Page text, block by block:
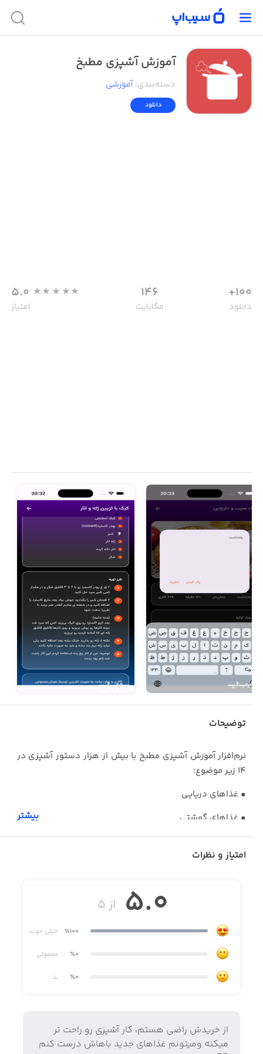
آموزش آشپزی مطبخ
دسته‌بندی:آموزشی
دانلود
100+
دانلود
146
مگابایت
5.0
امتیاز
توضیحات
نرم‌افزار آموزش آشپزی مطبخ با بیش از هزار دستور آشپزی در
۱۴ زیر موضوع:
• غذاهای دریایی
• غذاهای گوشتی
• خوراک ماکارونی
• سوپ و سالاد
• ساندویچ و پیتزا
• سس و ترشی
• نوشیدنی‌ها
بیشتر
امتیاز و نظرات
از ۵ 5.0
٪100 خیلی خوب
٪0 معمولی
٪0 بد
از خریدش راضی هستم، کار آشپزی رو راحت تر
میکنه ومیتونم غذاهای جدید باهاش درست کنم